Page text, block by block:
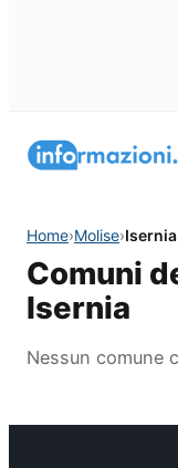
Home›Molise›Isernia
Comuni
Isernia
Nessun comune